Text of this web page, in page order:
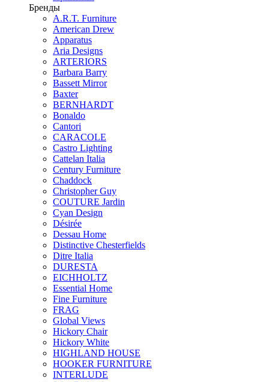
Бренды
A.R.T. Furniture
American Drew
Apparatus
Aria Designs
ARTERIORS
Barbara Barry
Bassett Mirror
Baxter
BERNHARDT
Bonaldo
Cantori
CARACOLE
Castro Lighting
Cattelan Italia
Century Furniture
Chaddock
Christopher Guy
COUTURE Jardin
Cyan Design
Désirée
Dessau Home
Distinctive Chesterfields
Ditre Italia
DURESTA
EICHHOLTZ
Essential Home
Fine Furniture
FRAG
Global Views
Hickory Chair
Hickory White
HIGHLAND HOUSE
HOOKER FURNITURE
INTERLUDE